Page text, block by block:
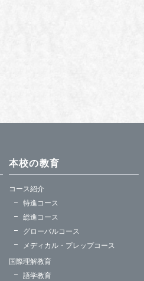
本校の教育
コース紹介
特進コース
総進コース
グローバルコース
メディカル・プレップコース
国際理解教育
語学教育